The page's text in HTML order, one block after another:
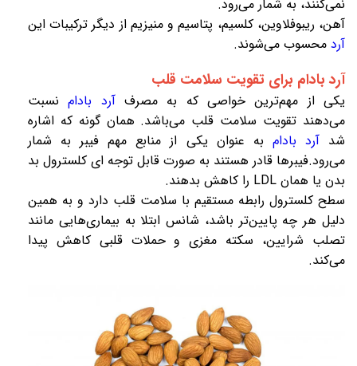
نمی‌کنند، به شمار می‌رود.
آهن، ریبوفلاوین، کلسیم، پتاسیم و منیزیم از دیگر ترکیبات این
آرد محسوب می‌شوند.
آرد بادام برای تقویت سلامت قلب
یکی از مهم‌ترین خواصی که به مصرفآرد بادامنسبت
می‌دهند تقویت سلامت قلب می‌باشد. همان گونه که اشاره
شدآرد بادام به عنوان یکی از منابع مهم فیبر به شمار
می‌رود.فیبرها قادر هستند به صورت قابل توجه ای کلسترول بد
بدن یا همان LDL را کاهش بدهند.
سطح کلسترول رابطه مستقیم با سلامت قلب دارد و به همین
دلیل هر چه پایین‌تر باشد، شانس ابتلا به بیماری‌هایی مانند
تصلب شرایین، سکته مغزی و حملات قلبی کاهش پیدا
می‌کند.